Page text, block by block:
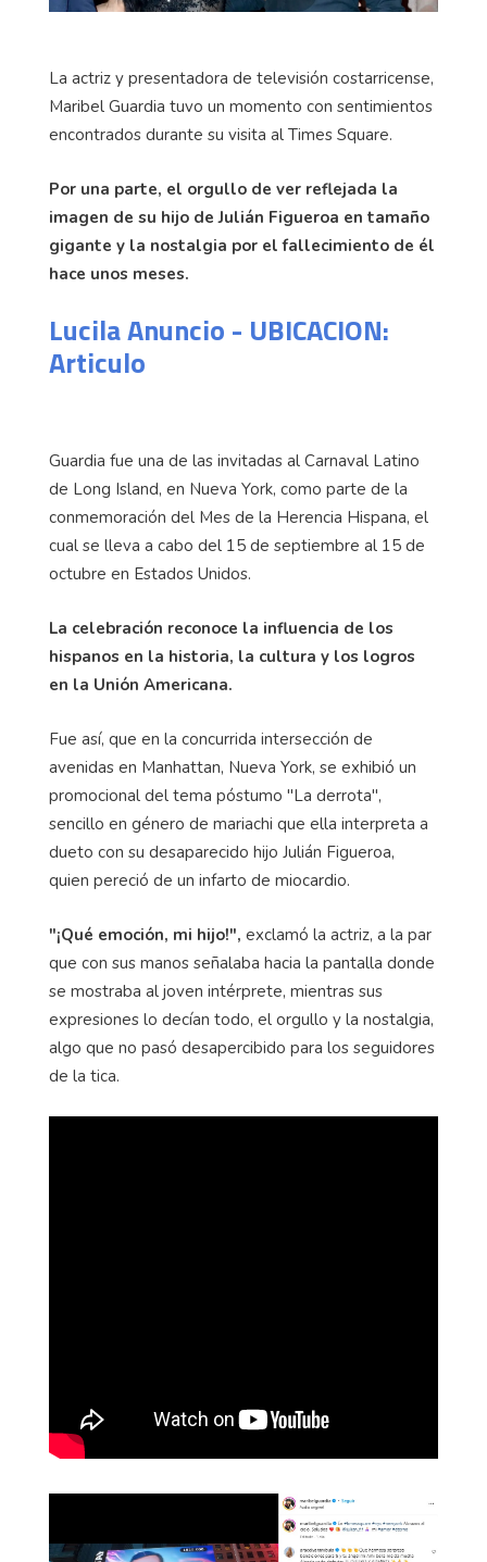
La actriz y presentadora de televisión costarricense,
Maribel Guardia tuvo un momento con sentimientos
encontrados durante su visita al Times Square.
Por una parte, el orgullo de ver reflejada la
imagen de su hijo de Julián Figueroa en tamaño
gigante y la nostalgia por el fallecimiento de él
hace unos meses.
Lucila Anuncio - UBICACION:
Articulo
Guardia fue una de las invitadas al Carnaval Latino
de Long Island, en Nueva York, como parte de la
conmemoración del Mes de la Herencia Hispana, el
cual se lleva a cabo del 15 de septiembre al 15 de
octubre en Estados Unidos.
La celebración reconoce la influencia de los
hispanos en la historia, la cultura y los logros
en la Unión Americana.
Fue así, que en la concurrida intersección de
avenidas en Manhattan, Nueva York, se exhibió un
promocional del tema póstumo "La derrota",
sencillo en género de mariachi que ella interpreta a
dueto con su desaparecido hijo Julián Figueroa,
quien pereció de un infarto de miocardio.
"¡Qué emoción, mi hijo!", exclamó la actriz, a la par
que con sus manos señalaba hacia la pantalla donde
se mostraba al joven intérprete, mientras sus
expresiones lo decían todo, el orgullo y la nostalgia,
algo que no pasó desapercibido para los seguidores
de la tica.